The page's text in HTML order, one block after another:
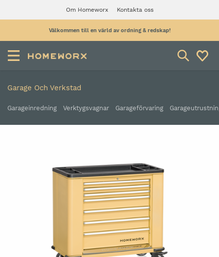
Om Homeworx Kontakta oss
Välkommen till en värld av ordning & redskap!
Garage Och Verkstad
Garageinredning Verktygsvagnar Garageförvaring